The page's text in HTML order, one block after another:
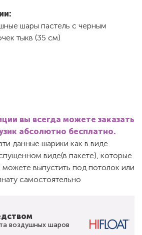
шары пастель с черным
тыкв (35 см)
вы всегда можете заказать
абсолютно бесплатно.
данные шарики как в виде
виде(в пакете), которые
можете выпустить под потолок или
самостоятельно
воздушных шаров